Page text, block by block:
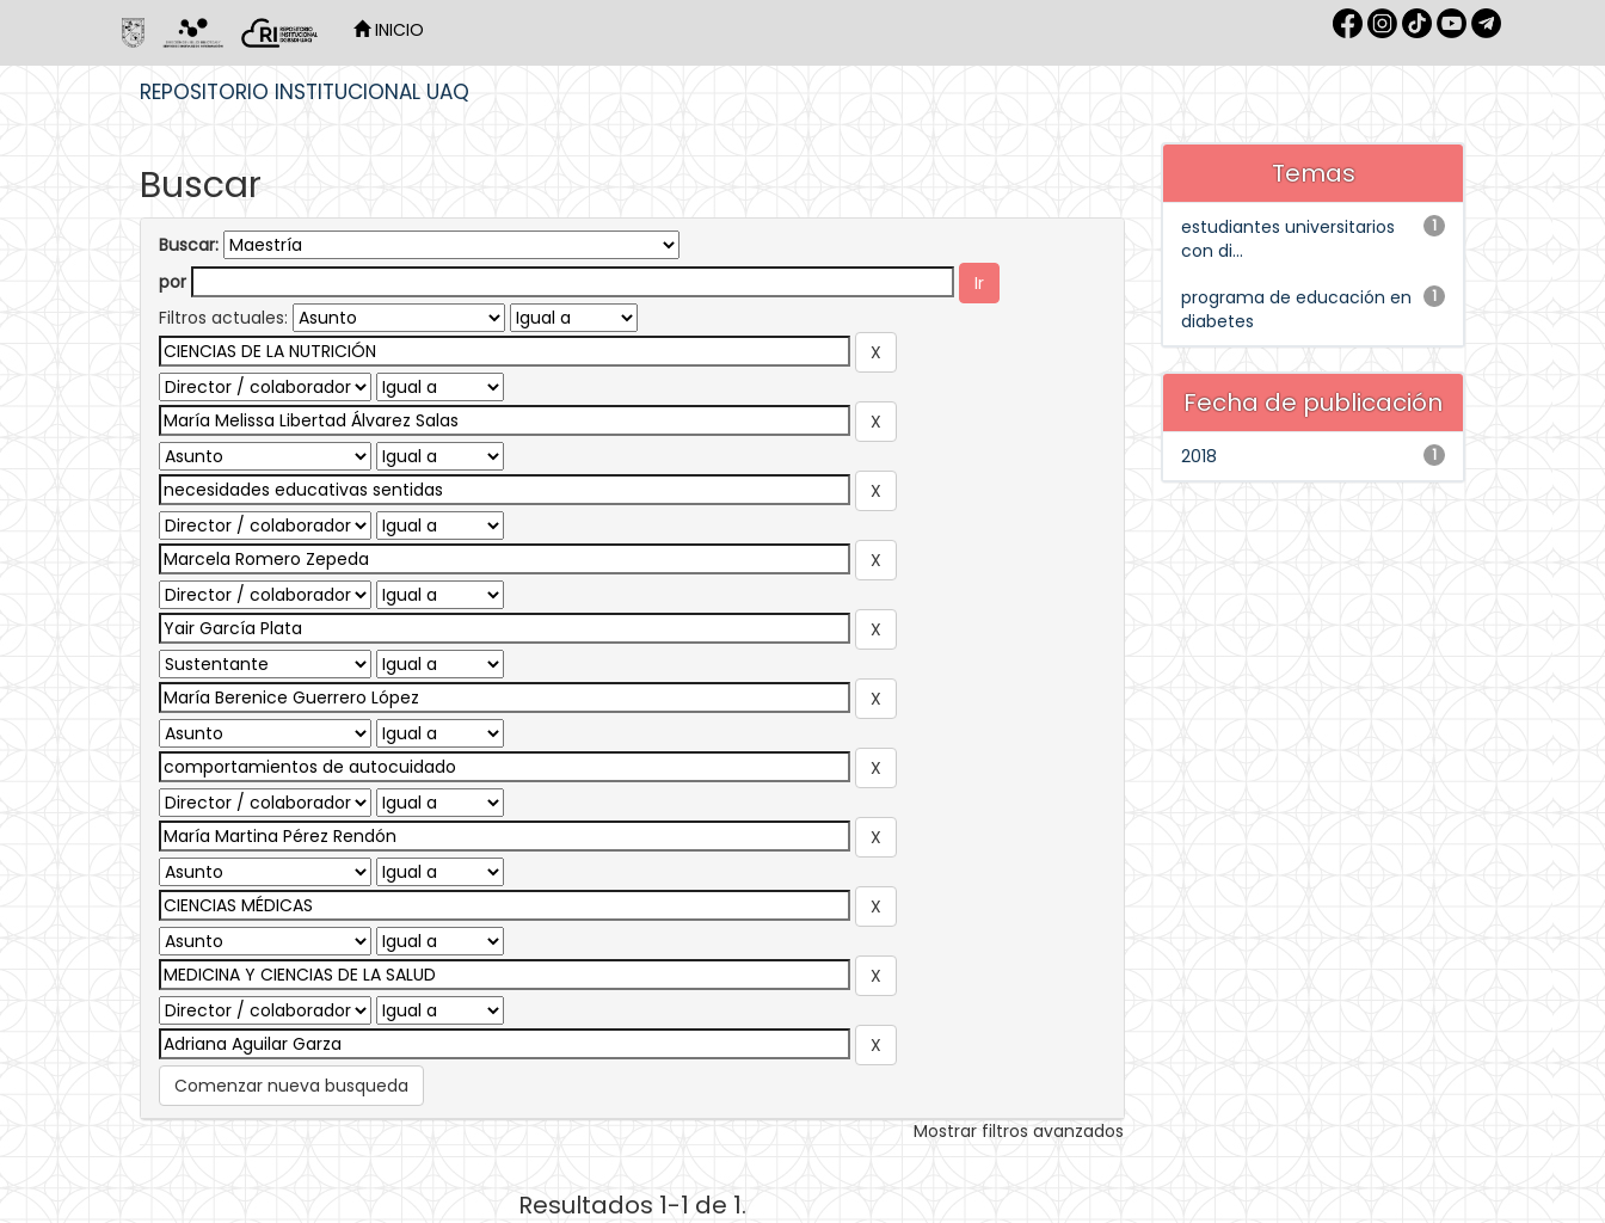
INICIO
REPOSITORIO INSTITUCIONAL UAQ
Buscar
Buscar:
por
Filtros actuales:
Comenzar nueva busqueda
Mostrar filtros avanzados
Resultados 1-1 de 1.
Temas
1
estudiantes universitarios
con di...
1
programa de educación en
diabetes
Fecha de publicación
1
2018